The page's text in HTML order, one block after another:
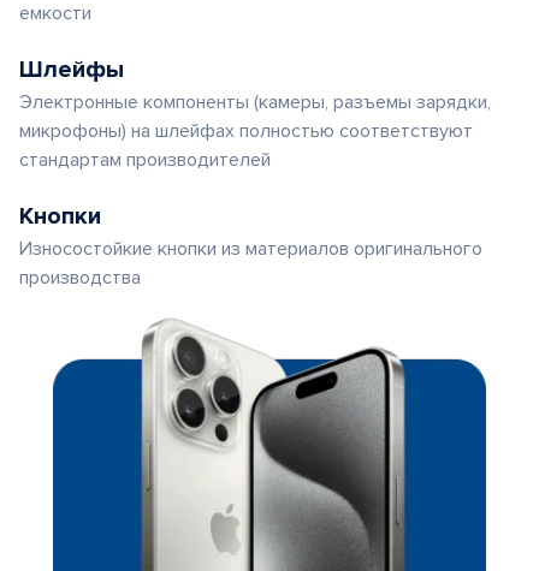
емкости
Шлейфы
Электронные компоненты (камеры, разъемы зарядки,
микрофоны) на шлейфах полностью соответствуют
стандартам производителей
Кнопки
Износостойкие кнопки из материалов оригинального
производства